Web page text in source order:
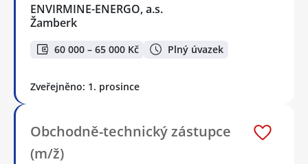
ENVIRMINE-ENERGO, a.s.
Žamberk
60 000 – 65 000 Kč Plný úvazek
Zveřejněno: 1. prosince
Obchodně-technický zástupce
(m/ž)